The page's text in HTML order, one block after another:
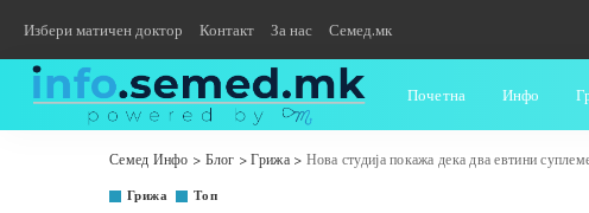
Избери матичен доктор Контакт За нас Семед.мк
Почетна Инфо
Семед Инфо > Блог >Грижа> Нова студија покажа дека два евтини
Грижа Топ